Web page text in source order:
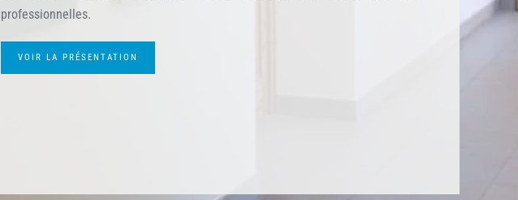
Pr Marie Delhaye et l'équipe de l'Unité 2 La Ramée